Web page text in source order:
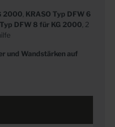
2000, KRASO Typ DFW 6
DFW 8 für KG 2000, 2
und Wandstärken auf